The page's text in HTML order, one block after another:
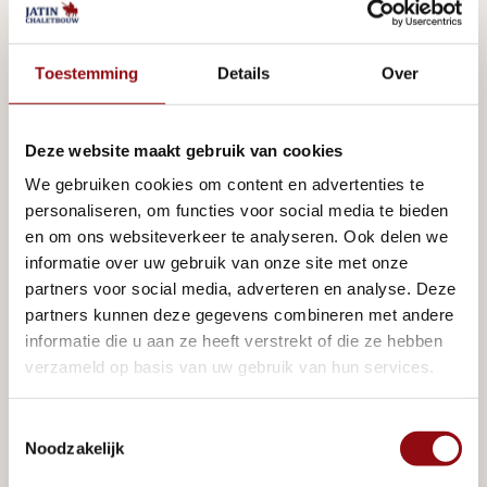
Toestemming Details Over
Deze website maakt gebruik van cookies
We gebruiken cookies om content en advertenties te
personaliseren, om functies voor social media te bieden
en om ons websiteverkeer te analyseren. Ook delen we
informatie over uw gebruik van onze site met onze
partners voor social media, adverteren en analyse. Deze
partners kunnen deze gegevens combineren met andere
informatie die u aan ze heeft verstrekt of die ze hebben
verzameld op basis van uw gebruik van hun services.
Noodzakelijk
Houdt u van een vierkant of een L-vorm? Wilt u een
extra badkamer en een separaat toilet?
Openslaande deuren? Het is allemaal mogelijk. U
kunt uw woning helemaal naar eigen wensen laten
ontwerpen.